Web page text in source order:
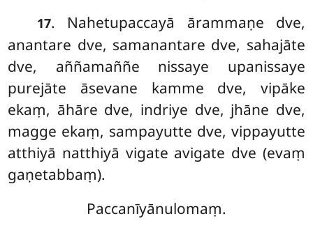
17. Nahetupaccayā ārammaṇe dve,
anantare dve, samanantare dve, sahajāte
dve, aññamaññe nissaye upanissaye
purejāte āsevane kamme dve, vipāke
ekaṃ, āhāre dve, indriye dve, jhāne dve,
magge ekaṃ, sampayutte dve, vippayutte
atthiyā natthiyā vigate avigate dve (evaṃ
gaṇetabbaṃ).
Paccanīyānulomaṃ.